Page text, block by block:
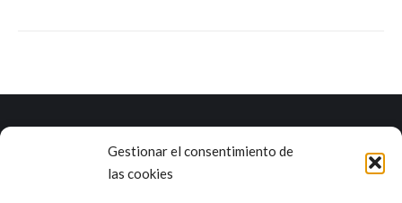
Gestionar el consentimiento de
las cookies
Marea es una empresa con una dilatada experiencia en el ciclo
integral del agua y otros campos como la industria, la agricultura, el